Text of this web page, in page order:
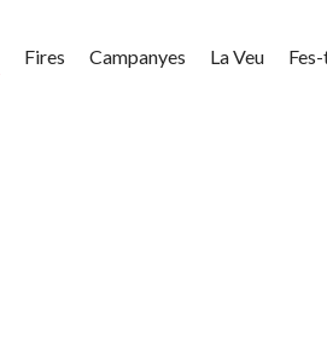
Fires Campanyes La Veu